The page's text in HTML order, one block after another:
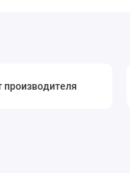
производителя